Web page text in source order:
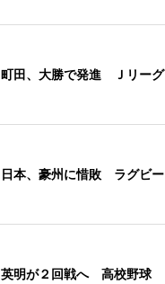
町田、大勝で発進 Ｊリーグ
日本、豪州に惜敗 ラグビー
英明が２回戦へ 高校野球